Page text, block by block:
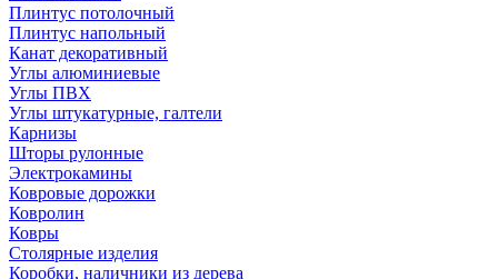
Плинтус потолочный
Плинтус напольный
Канат декоративный
Углы алюминиевые
Углы ПВХ
Углы штукатурные, галтели
Карнизы
Шторы рулонные
Электрокамины
Ковровые дорожки
Ковролин
Ковры
Столярные изделия
Коробки, наличники из дерева